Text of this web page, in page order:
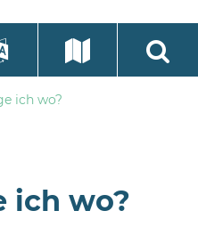
ich wo?
ich wo?